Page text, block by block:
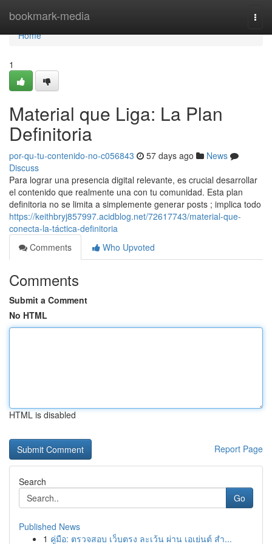
bookmark-media
Home
Home
1
Material que Liga: La Plan
Definitoria
por-qu-tu-contenido-no-c056843 57 days ago
News
Discuss
Para lograr una presencia digital relevante, es crucial desarrollar
el contenido que realmente una con tu comunidad. Esta plan
definitoria no se limita a simplemente generar posts ; implica todo
https://keithbryj857997.acidblog.net/72617743/material-que-
conecta-la-táctica-definitoria
Comments
Who Upvoted
Comments
Submit a Comment
No HTML
HTML is disabled
Report Page
Search
Go
Published News
1 คู่มือ: ตรวจสอบ เว็บตรง ละเว้น ผ่าน เอเย่นต์ สำ...